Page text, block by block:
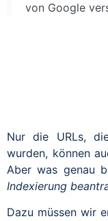
von Google
Nur die URLs,
wurden, können
Aber was genau
Indexierung
Dazu müssen wir